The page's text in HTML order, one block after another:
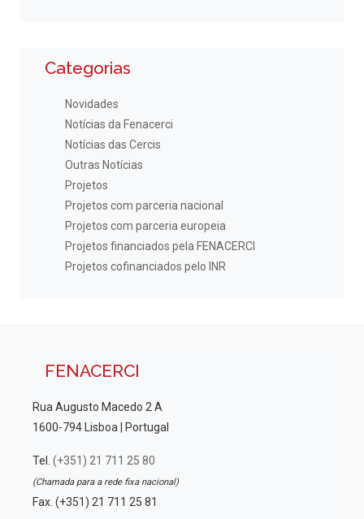
Categorias
Novidades
Notícias da Fenacerci
Notícias das Cercis
Outras Notícias
Projetos
Projetos com parceria nacional
Projetos com parceria europeia
Projetos financiados pela FENACERCI
Projetos cofinanciados pelo INR
FENACERCI
Rua Augusto Macedo 2 A
1600-794 Lisboa | Portugal
Tel. (+351) 21 711 25 80
(Chamada para a rede fixa nacional)
Fax. (+351) 21 711 25 81